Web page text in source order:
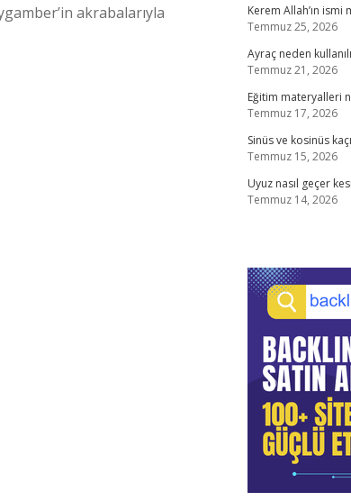
akrabalarıyla
Kerem Allah’ın ismi
Temmuz 25, 2026
Ayraç neden
Temmuz 21, 2026
Eğitim materyalleri
Temmuz 17, 2026
Sinüs ve kosinüs
Temmuz 15, 2026
Uyuz nasıl geçer
Temmuz 14, 2026